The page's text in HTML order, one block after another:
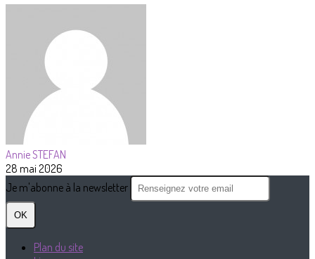
Annie STEFAN
28 mai 2026
Je m'abonne à la newsletter
OK
Plan du site